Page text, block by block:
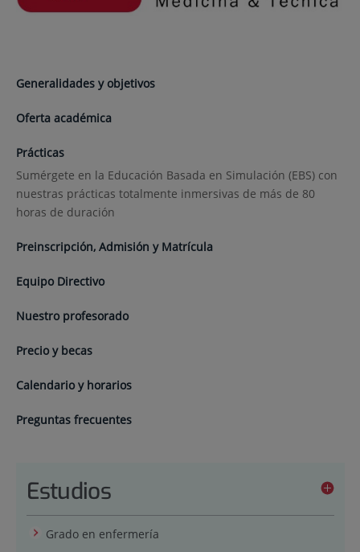
Generalidades y objetivos
Oferta académica
Prácticas
Sumérgete en la Educación Basada en Simulación (EBS) con
nuestras prácticas totalmente inmersivas de más de 80
horas de duración
Preinscripción, Admisión y Matrícula
Equipo Directivo
Nuestro profesorado
Precio y becas
Calendario y horarios
Preguntas frecuentes
Estudios
Grado en enfermería